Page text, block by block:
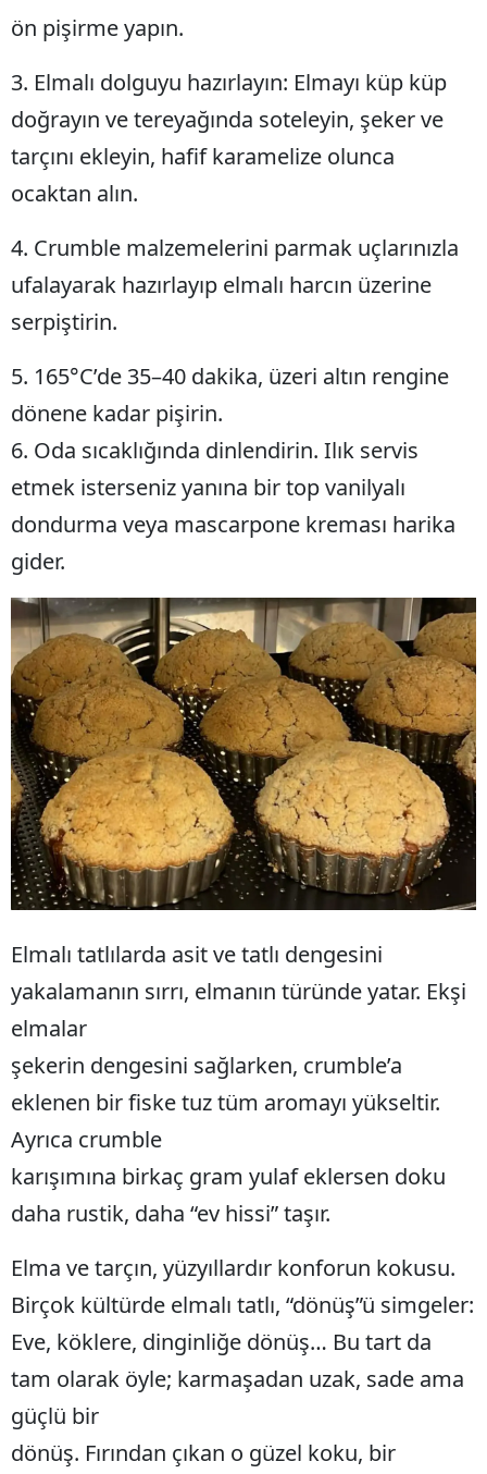
ön pişirme yapın.
3. Elmalı dolguyu hazırlayın: Elmayı küp küp
doğrayın ve tereyağında soteleyin, şeker ve
tarçını ekleyin, hafif karamelize olunca
ocaktan alın.
4. Crumble malzemelerini parmak uçlarınızla
ufalayarak hazırlayıp elmalı harcın üzerine
serpiştirin.
5. 165°C’de 35–40 dakika, üzeri altın rengine
dönene kadar pişirin.
6. Oda sıcaklığında dinlendirin. Ilık servis
etmek isterseniz yanına bir top vanilyalı
dondurma veya mascarpone kreması harika
gider.
Elmalı tatlılarda asit ve tatlı dengesini
yakalamanın sırrı, elmanın türünde yatar. Ekşi
elmalar
şekerin dengesini sağlarken, crumble’a
eklenen bir fiske tuz tüm aromayı yükseltir.
Ayrıca crumble
karışımına birkaç gram yulaf eklersen doku
daha rustik, daha “ev hissi” taşır.
Elma ve tarçın, yüzyıllardır konforun kokusu.
Birçok kültürde elmalı tatlı, “dönüş”ü simgeler:
Eve, köklere, dinginliğe dönüş… Bu tart da
tam olarak öyle; karmaşadan uzak, sade ama
güçlü bir
dönüş. Fırından çıkan o güzel koku, bir